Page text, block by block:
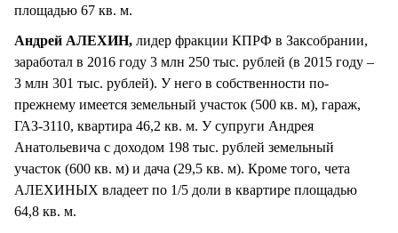
площадью 67 кв. м.
Андрей АЛЕХИН, лидер фракции КПРФ в Заксобрании,
заработал в 2016 году 3 млн 250 тыс. рублей (в 2015 году –
3 млн 301 тыс. рублей). У него в собственности по-
прежнему имеется земельный участок (500 кв. м), гараж,
ГАЗ-3110, квартира 46,2 кв. м. У супруги Андрея
Анатольевича с доходом 198 тыс. рублей земельный
участок (600 кв. м) и дача (29,5 кв. м). Кроме того, чета
АЛЕХИНЫХ владеет по 1/5 доли в квартире площадью
64,8 кв. м.